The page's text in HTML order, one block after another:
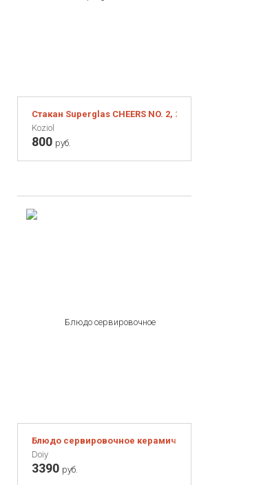
мл, мятныйСтакан Superglas CHEERS NO. 2, 250 мл, синий
Koziol
800 руб.
зелёное
Блюдо сервировочное керамическое Hestia синее
Doiy
3390 руб.